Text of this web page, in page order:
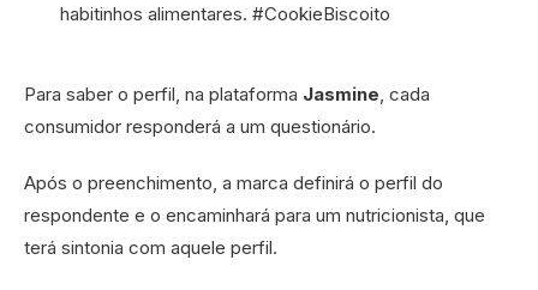
habitinhos alimentares. #CookieBiscoito
Para saber o perfil, na plataforma Jasmine , cada
consumidor responderá a um questionário.
Após o preenchimento, a marca definirá o perfil do
respondente e o encaminhará para um nutricionista, que
terá sintonia com aquele perfil.